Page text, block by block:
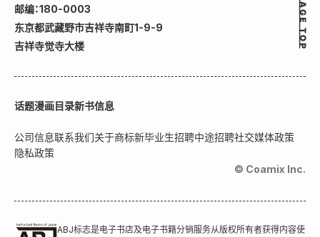
邮编：180-0003
东京都武藏野市吉祥寺南町1-9-9
吉祥寺觉寺大楼
话题漫画目录新书信息
公司信息联系我们关于商标新毕业生招聘中途招聘社交媒体政策
隐私政策
© Coamix Inc.
ABJ标志是电子书店及电子书籍分销服务从版权所有者获得内容使